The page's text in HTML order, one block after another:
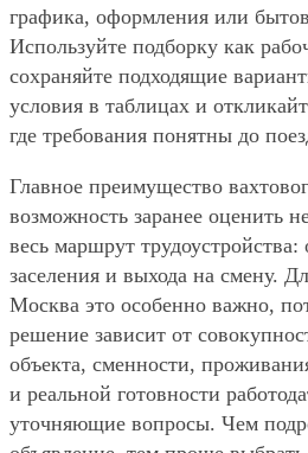
графика, оформления или
Используйте подборку как
сохраняйте подходящие
условия в таблицах и
где требования понятны до
Главное преимущество
возможность заранее оценить
весь маршрут трудоустройства:
заселения и выхода на смену.
Москва это особенно важно,
решение зависит от
объекта, сменности,
и реальной готовности
уточняющие вопросы. Чем